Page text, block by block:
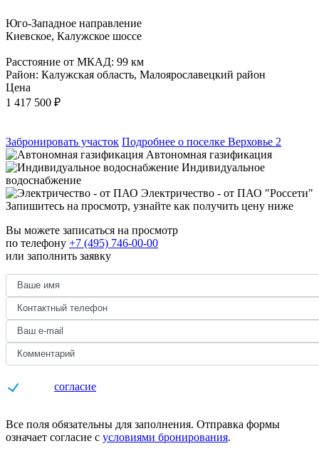
Юго-Западное направление
Киевское, Калужское шоссе
Расстояние от МКАД: 99 км
Район: Калужская область, Малоярославецкий район
Цена
1 417 500 ₽
Забронировать участок Подробнее о поселке Верховье 2
Автономная газификация
Индивидуальное
водоснабжение
Электричество - от ПАО "Россети"
Запишитесь на просмотр, узнайте как получить цену ниже
Вы можете записаться на просмотр
по телефону +7 (495) 746-00-00
или заполнить заявку
согласие
Все поля обязательны для заполнения. Отправка формы
означает согласие с условиями бронирования.